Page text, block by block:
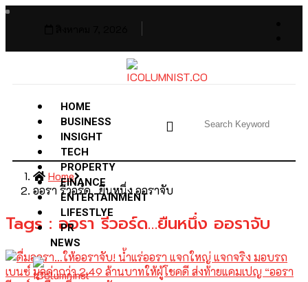
HOME
BUSINESS
INSIGHT
TECH
PROPERTY
FINANCE
ENTERTAINMENT
LIFESTLYE
PR
NEWS
Home
ออรา รีวอร์ด…ยืนหนึ่ง ออราจับ
Tags : ออรา รีวอร์ด…ยืนหนึ่ง ออราจับ